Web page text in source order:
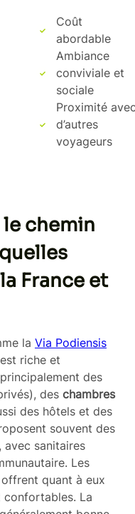
Coût
abordable
Ambiance
conviviale et
sociale
Proximité
d’autres
voyageurs
chemin
France et
la Via Podiensis
riche et
des
des chambres
des hôtels et des
souvent des
avec sanitaires
Les
quant à eux
La